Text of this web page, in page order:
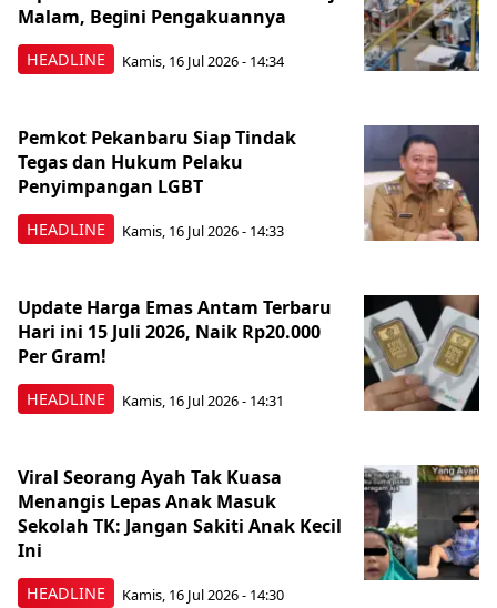
HEADLINE
Malam, Begini Pengakuannya
Kamis, 16 Jul 2026 - 14:34
HEADLINE
Pemkot Pekanbaru Siap Tindak
Tegas dan Hukum Pelaku
Penyimpangan LGBT
Kamis, 16 Jul 2026 - 14:33
HEADLINE
Update Harga Emas Antam Terbaru
Hari ini 15 Juli 2026, Naik Rp20.000
Per Gram!
Kamis, 16 Jul 2026 - 14:31
HEADLINE
Viral Seorang Ayah Tak Kuasa
Menangis Lepas Anak Masuk
Sekolah TK: Jangan Sakiti Anak Kecil
Ini
Kamis, 16 Jul 2026 - 14:30